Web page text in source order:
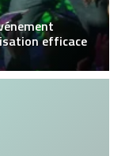
efficace